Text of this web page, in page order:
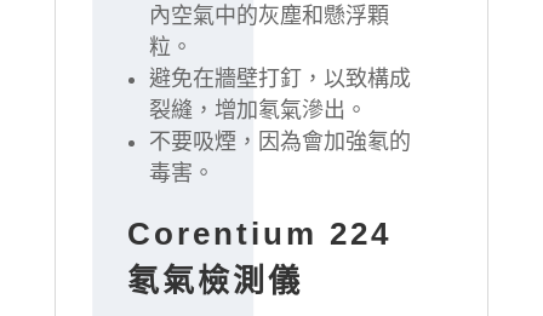
內空氣中的灰塵和懸浮顆
粒。
避免在牆壁打釘，以致構成
裂縫，增加氡氣滲出。
不要吸煙，因為會加強氡的
毒害。
Corentium 224
氡氣檢測儀